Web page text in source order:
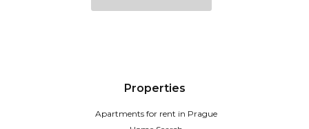
Properties
Apartments for rent in Prague